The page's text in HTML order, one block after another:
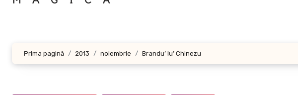
Prima pagină 2013 noiembrie Brandu’ lu’ Chinezu